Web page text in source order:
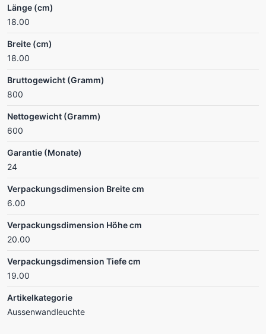
Länge (cm)
18.00
Breite (cm)
18.00
Bruttogewicht (Gramm)
800
Nettogewicht (Gramm)
600
Garantie (Monate)
24
Verpackungsdimension Breite cm
6.00
Verpackungsdimension Höhe cm
20.00
Verpackungsdimension Tiefe cm
19.00
Artikelkategorie
Aussenwandleuchte